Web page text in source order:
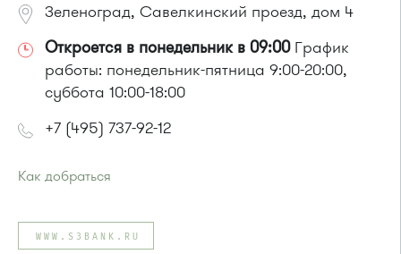
Зеленоград, Савелкинский проезд, дом 4
Откроется в понедельник в 09:00График
работы: понедельник-пятница 9:00-20:00,
суббота 10:00-18:00
+7 (495) 737-92-12
Как добраться
Автобусы № 2, 3, 9, 11, 19, 31, 32.
Маршрутка № 409м, 419м
WWW.S3BANK.RU